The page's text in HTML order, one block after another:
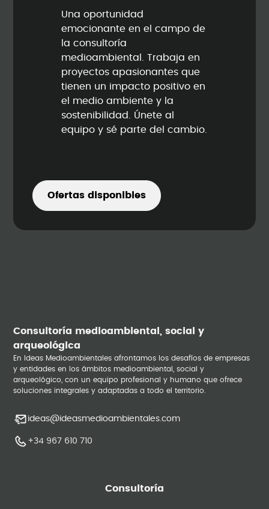
Una oportunidad
emocionante en el campo de
la consultoría
medioambiental. Trabaja en
proyectos apasionantes que
tienen un impacto positivo en
el medio ambiente y la
sostenibilidad. Únete al
equipo y sé parte del cambio.
Ofertas disponibles
Consultoría medioambiental, social y
arqueológica
En Ideas Medioambientales afrontamos los desafíos de empresas
y entidades en los ámbitos medioambiental, social y
arqueológico, con un equipo profesional y humano que ofrece
soluciones integrales y adaptadas a todo el territorio.
ideas@ideasmedioambientales.com
+34 967 610 710
Consultoría